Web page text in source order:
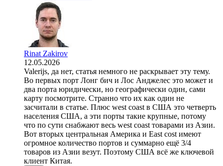
Rinat Zakirov
12.05.2026
Valerijs, да нет, статья немного не раскрывает эту тему.
Во первых порт Лонг бич и Лос Анджелес это может и
два порта юридически, но географически один, сами
карту посмотрите. Странно что их как один не
засчитали в статье. Плюс west coast в США это четверть
населения США, а эти порты такие крупные, потому
что по сути снабжают весь west coast товарами из Азии.
Вот вторых центральная Америка и East cost имеют
огромное количество портов и суммарно ещё 3/4
товаров из Азии везут. Поэтому США всё же ключевой
клиент Китая.